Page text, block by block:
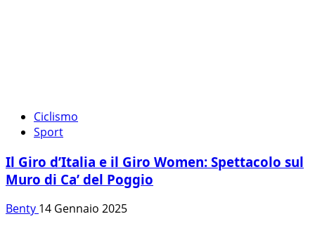
Ciclismo
Sport
Il Giro d’Italia e il Giro Women: Spettacolo sul
Muro di Ca’ del Poggio
Benty 14 Gennaio 2025